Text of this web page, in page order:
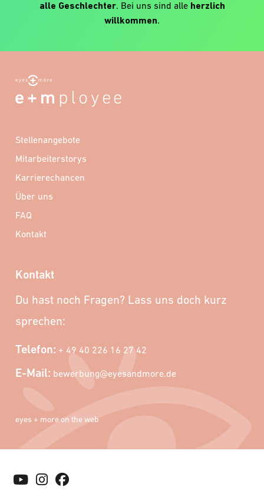
alle Geschlechter. Bei uns sind alle herzlich
willkommen.
Stellenangebote
Mitarbeiterstorys
Karrierechancen
Über uns
FAQ
Kontakt
Kontakt
Du hast noch Fragen? Lass uns doch kurz
sprechen:
Telefon: + 49 40 226 16 27 42
E-Mail: bewerbung@eyesandmore.de
eyes + more on the web